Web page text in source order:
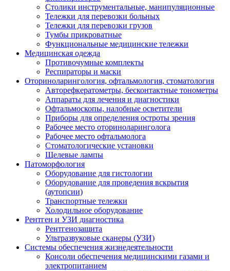
Столики инструментальные, манипуляционные
Тележки для перевозки больных
Тележки для перевозки грузов
Тумбы прикроватные
Функциональные медицинские тележки
Медицинская одежда
Противочумные комплекты
Респираторы и маски
Оториноларингология, офтальмология, стоматология
Авторефкератометры, бесконтактные тонометры
Аппараты для лечения и диагностики
Офтальмоскопы, налобные осветители
Приборы для определения остроты зрения
Рабочее место оториноларинголога
Рабочее место офтальмолога
Стоматологические установки
Щелевые лампы
Патоморфология
Оборудование для гистологии
Оборудование для проведения вскрытия
(аутопсии)
Транспортные тележки
Холодильное оборудование
Рентген и УЗИ диагностика
Рентгенозащита
Ультразвуковые сканеры (УЗИ)
Системы обеспечения жизнедеятельности
Консоли обеспечения медицинскими газами и
электропитанием